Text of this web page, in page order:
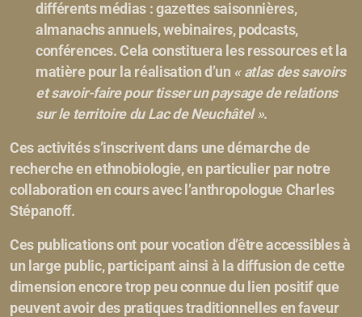
différents médias : gazettes saisonnières,
almanachs annuels, webinaires, podcasts,
conférences. Cela constituera les ressources et la
matière pour la réalisation d’un « atlas des savoirs
et savoir-faire pour tisser un paysage de relations
sur le territoire du Lac de Neuchâtel ».
Ces activités s’inscrivent dans une démarche de
recherche en ethnobiologie, en particulier par notre
collaboration en cours avec l’anthropologue Charles
Stépanoff.
Ces publications ont pour vocation d’être accessibles à
un large public, participant ainsi à la diffusion de cette
dimension encore trop peu connue du lien positif que
peuvent avoir des pratiques traditionnelles en faveur